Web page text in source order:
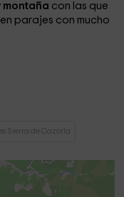
montaña con las que
parajes con mucho
Sierra de Cazorla